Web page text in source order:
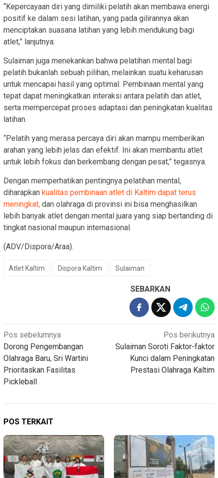
“Kepercayaan diri yang dimiliki pelatih akan membawa energi
positif ke dalam sesi latihan, yang pada gilirannya akan
menciptakan suasana latihan yang lebih mendukung bagi
atlet,” lanjutnya.
Sulaiman juga menekankan bahwa pelatihan mental bagi
pelatih bukanlah sebuah pilihan, melainkan suatu keharusan
untuk mencapai hasil yang optimal. Pembinaan mental yang
tepat dapat meningkatkan interaksi antara pelatih dan atlet,
serta mempercepat proses adaptasi dan peningkatan kualitas
latihan.
“Pelatih yang merasa percaya diri akan mampu memberikan
arahan yang lebih jelas dan efektif. Ini akan membantu atlet
untuk lebih fokus dan berkembang dengan pesat,” tegasnya.
Dengan memperhatikan pentingnya pelatihan mental,
diharapkan kualitas pembinaan atlet di Kaltim dapat terus
meningkat, dan olahraga di provinsi ini bisa menghasilkan
lebih banyak atlet dengan mental juara yang siap bertanding di
tingkat nasional maupun internasional.
(ADV/Dispora/Araa).
Atlet Kaltim Dispora Kaltim Sulaiman
SEBARKAN
Navigasi
pos
Pos sebelumnya
Dorong Pengembangan
Olahraga Baru, Sri Wartini
Prioritaskan Fasilitas
Pickleball
Pos berikutnya
Sulaiman Soroti Faktor-faktor
Kunci dalam Peningkatan
Prestasi Olahraga Kaltim
POS TERKAIT